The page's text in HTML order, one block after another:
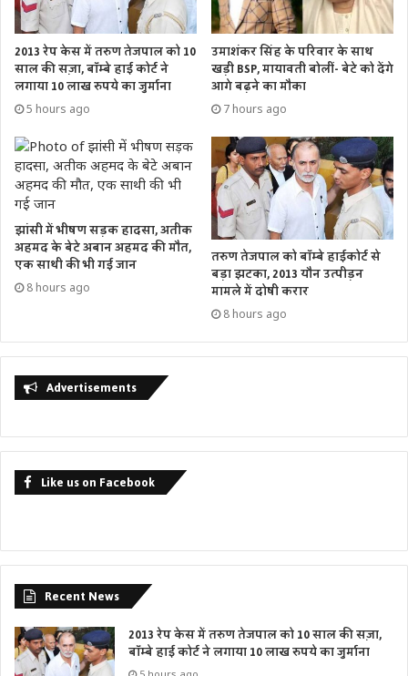
2013 रेप केस में तरुण तेजपाल को 10
साल की सज़ा, बॉम्बे हाई कोर्ट ने
लगाया 10 लाख रुपये का जुर्माना
5 hours ago
उमाशंकर सिंह के परिवार के साथ
खड़ी BSP, मायावती बोलीं- बेटे को देंगे
आगे बढ़ने का मौका
7 hours ago
झांसी में भीषण सड़क हादसा, अतीक
अहमद के बेटे अबान अहमद की मौत,
एक साथी की भी गई जान
8 hours ago
तरुण तेजपाल को बॉम्बे हाईकोर्ट से
बड़ा झटका, 2013 यौन उत्पीड़न
मामले में दोषी करार
8 hours ago
Advertisements
Like us on Facebook
Recent News
2013 रेप केस में तरुण तेजपाल को 10 साल की सज़ा,
बॉम्बे हाई कोर्ट ने लगाया 10 लाख रुपये का जुर्माना
5 hours ago